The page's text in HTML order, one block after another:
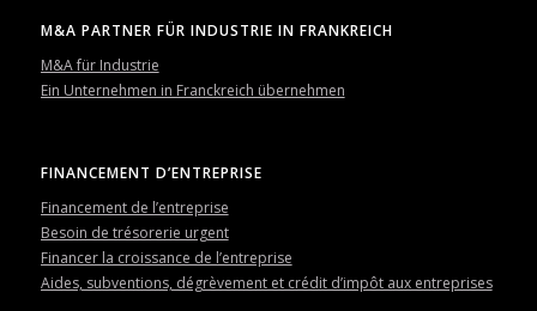
M&A PARTNER FÜR INDUSTRIE IN FRANKREICH
M&A für Industrie
Ein Unternehmen in Franckreich übernehmen
FINANCEMENT D’ENTREPRISE
Financement de l’entreprise
Besoin de trésorerie urgent
Financer la croissance de l’entreprise
Aides, subventions, dégrèvement et crédit d’impôt aux entreprises